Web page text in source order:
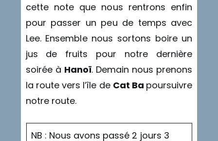
cette note que nous rentrons enfin
pour passer un peu de temps avec
Lee. Ensemble nous sortons boire un
jus de fruits pour notre dernière
soirée à Hanoï. Demain nous prenons
la route vers l’île de Cat Ba poursuivre
notre route.
NB : Nous avons passé 2 jours 3